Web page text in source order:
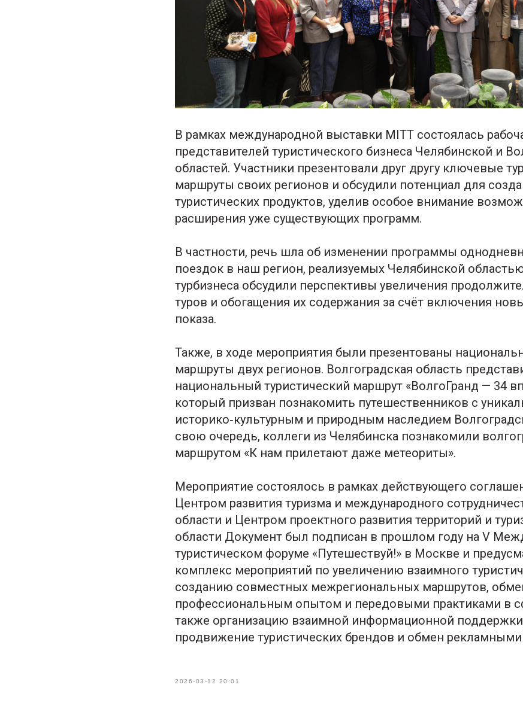
В рамках международной выставки MITT состоялась
представителей туристического бизнеса Челябинской и
областей. Участники презентовали друг другу ключевые
маршруты своих регионов и обсудили потенциал для
туристических продуктов, уделив особое внимание
расширения уже существующих программ.
В частности, речь шла об изменении программы
поездок в наш регион, реализуемых Челябинской
турбизнеса обсудили перспективы увеличения
туров и обогащения их содержания за счёт включения
показа.
Также, в ходе мероприятия были презентованы
маршруты двух регионов. Волгоградская область
национальный туристический маршрут «ВолгоГранд — 34
который призван познакомить путешественников с
историко‑культурным и природным наследием
свою очередь, коллеги из Челябинска познакомили
маршрутом «К нам прилетают даже метеориты».
Мероприятие состоялось в рамках действующего
Центром развития туризма и международного
области и Центром проектного развития территорий и
области Документ был подписан в прошлом году на V
туристическом форуме «Путешествуй!» в Москве и
комплекс мероприятий по увеличению взаимного
созданию совместных межрегиональных маршрутов,
профессиональным опытом и передовыми практиками в
также организацию взаимной информационной
продвижение туристических брендов и обмен
2026-03-12 20:01